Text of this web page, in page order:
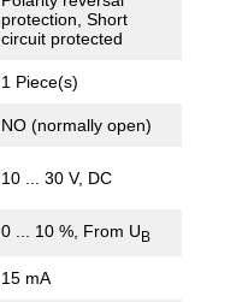
protection, Short
circuit protected
1 Piece(s)
NO (normally open)
10 ... 30 V, DC
0 ... 10 %, From UB
15 mA